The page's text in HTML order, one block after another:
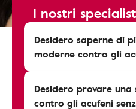
I nostri
Desidero saperne di
moderne contro gli
Desidero provare una
contro gli acufeni